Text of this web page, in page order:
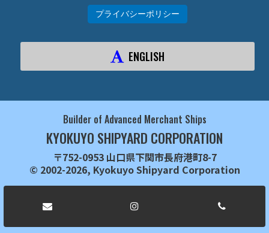
プライバシーポリシー
ENGLISH
Builder of Advanced Merchant Ships
KYOKUYO SHIPYARD CORPORATION
〒752-0953 山口県下関市長府港町8-7
© 2002-2026, Kyokuyo Shipyard Corporation